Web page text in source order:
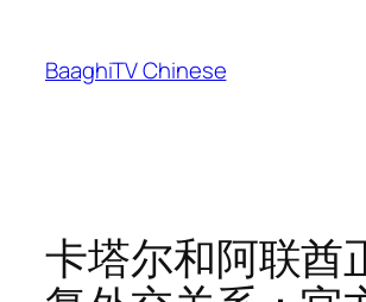
content
BaaghiTV Chinese
卡塔尔和阿联酋